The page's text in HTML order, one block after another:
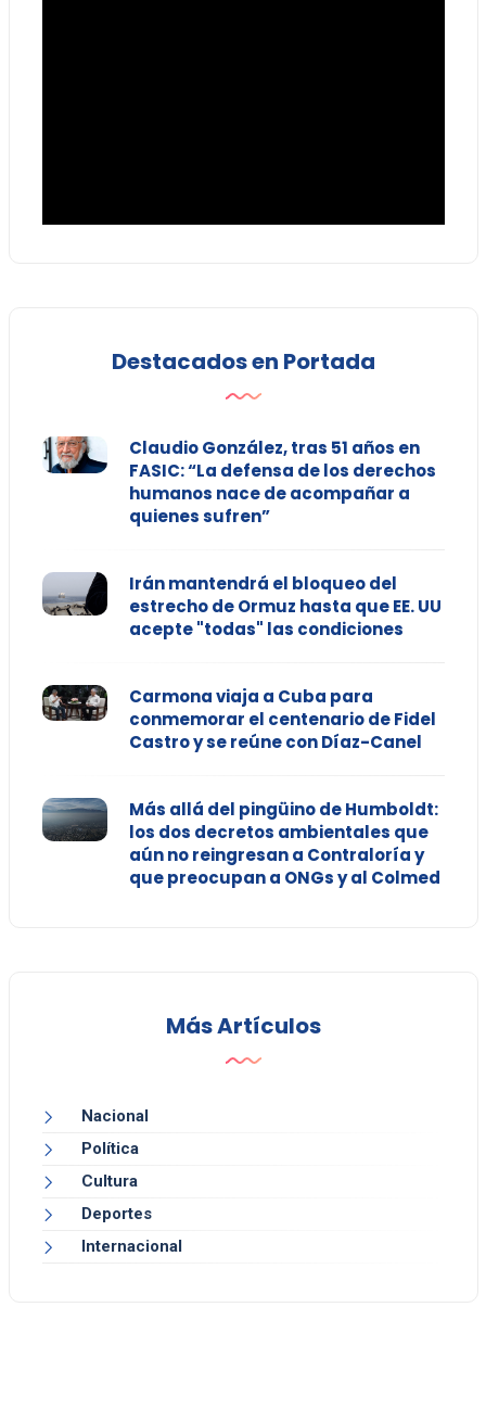
Destacados en Portada
Claudio González, tras 51 años en
FASIC: “La defensa de los derechos
humanos nace de acompañar a
quienes sufren”
Irán mantendrá el bloqueo del
estrecho de Ormuz hasta que EE. UU
acepte "todas" las condiciones
Carmona viaja a Cuba para
conmemorar el centenario de Fidel
Castro y se reúne con Díaz-Canel
Más allá del pingüino de Humboldt:
los dos decretos ambientales que
aún no reingresan a Contraloría y
que preocupan a ONGs y al Colmed
Más Artículos
Nacional
Política
Cultura
Deportes
Internacional